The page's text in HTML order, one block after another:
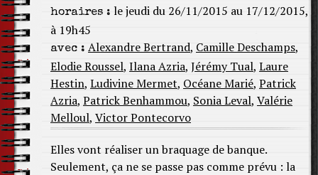
horaires : le jeudi du 26/11/2015 au 17/12/2015,
à 19h45
avec : Alexandre Bertrand, Camille Deschamps,
Elodie Roussel, Ilana Azria, Jérémy Tual, Laure
Hestin, Ludivine Mermet, Océane Marié, Patrick
Azria, Patrick Benhammou, Sonia Leval, Valérie
Melloul, Victor Pontecorvo
Elles vont réaliser un braquage de banque.
Seulement, ça ne se passe pas comme prévu : la